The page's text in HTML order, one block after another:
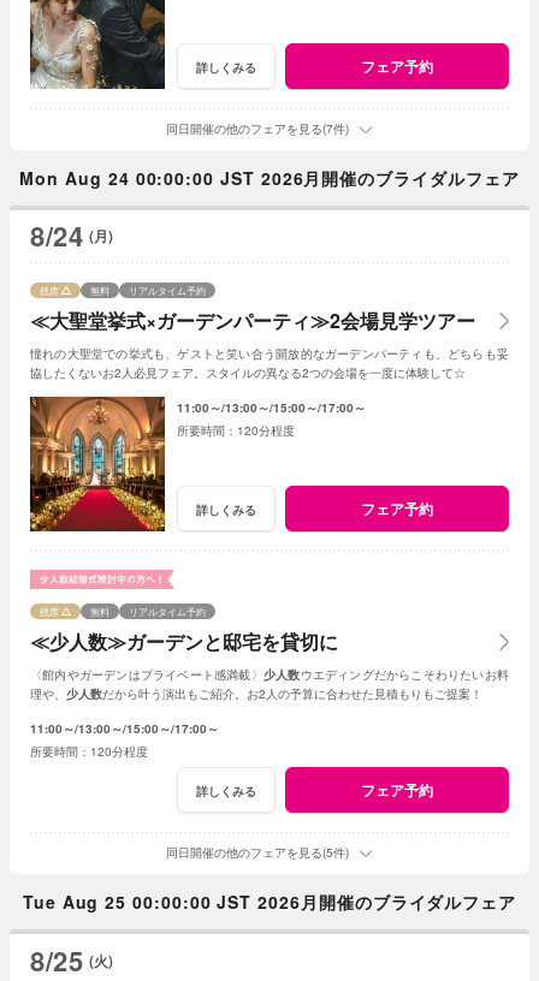
詳しくみる フェア予約
同日開催の他のフェアを見る(7件)
Mon Aug 24 00:00:00 JST 2026月開催のブライダルフェア
8/24 (月)
≪大聖堂挙式×ガーデンパーティ≫2会場見学ツアー
残席 無料 リアルタイム予約
憧れの大聖堂での挙式も、ゲストと笑い合う開放的なガーデンパーティも、どちらも妥
協したくないお2人必見フェア。スタイルの異なる2つの会場を一度に体験して☆
11:00～ 13:00～ 15:00～ 17:00～
120分程度
詳しくみる フェア予約
≪少人数≫ガーデンと邸宅を貸切に
残席 無料 リアルタイム予約
〈館内やガーデンはプライベート感満載〉 少人数ウエディングだからこそわりたいお料
理や、 少人数だから叶う演出もご紹介。お2人の予算に合わせた見積もりもご提案！
11:00～ 13:00～ 15:00～ 17:00～
120分程度
詳しくみる フェア予約
同日開催の他のフェアを見る(5件)
Tue Aug 25 00:00:00 JST 2026月開催のブライダルフェア
8/25 (火)